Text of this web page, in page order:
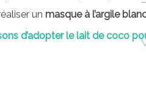
un masque à l’argile
d’adopter le lait de coco